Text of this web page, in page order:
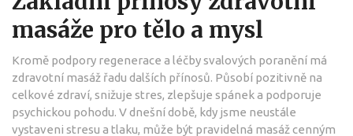
masáže pro tělo a mysl
Kromě podpory regenerace a léčby svalových poranění má
zdravotní masáž řadu dalších přínosů. Působí pozitivně na
celkové zdraví, snižuje stres, zlepšuje spánek a podporuje
psychickou pohodu. V dnešní době, kdy jsme neustále
vystaveni stresu a tlaku, může být pravidelná masáž cenným